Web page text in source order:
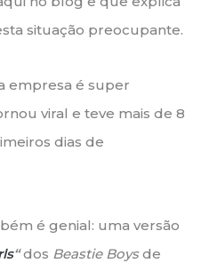
situação preocupante.
empresa é super
viral e teve mais de 8
dias de
é genial: uma versão
“ dos Beastie Boysde